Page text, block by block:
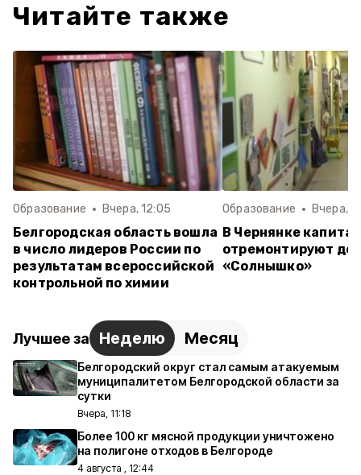
Читайте также
Образование Вчера, 12:05
Белгородская область вошла
в число лидеров России по
результатам всероссийской
контрольной по химии
Образование Вчера,
В Чернянке
отремонтируют
«Солнышко»
Лучшее за Неделю Месяц
Белгородский округ стал самым атакуемым
муниципалитетом Белгородской области за
сутки
Вчера, 11:18
Более 100 кг мясной продукции уничтожено
на полигоне отходов в Белгороде
4 августа , 12:44